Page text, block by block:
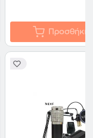
Προσθήκη